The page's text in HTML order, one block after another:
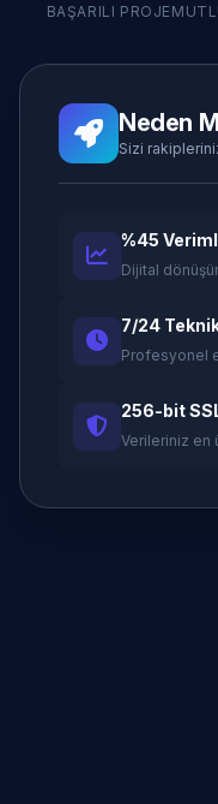
BAŞARILI PROJE
Neden
Sizi
%45
Dijital
7/24
Profesyonel
256-bit
Verileriniz en